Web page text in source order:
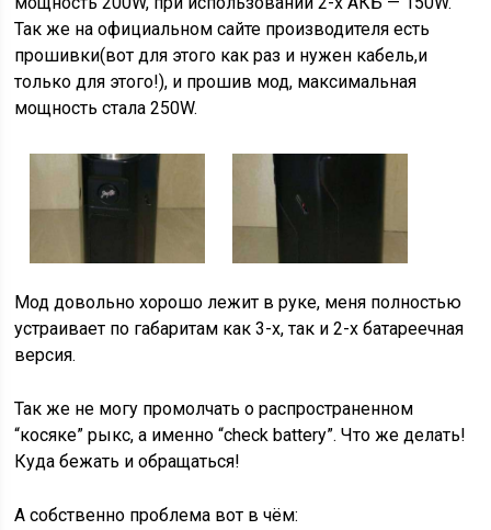
Так же на официальном сайте производителя есть
прошивки(вот для этого как раз и нужен кабель,и
только для этого!), и прошив мод, максимальная
мощность стала 250W.
Мод довольно хорошо лежит в руке, меня полностью
устраивает по габаритам как 3-х, так и 2-х батареечная
версия.
Так же не могу промолчать о распространенном
“косяке” рыкс, а именно “check battery”. Что же делать!
Куда бежать и обращаться!
А собственно проблема вот в чём: